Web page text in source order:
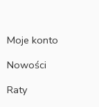
Moje konto
Nowości
Raty